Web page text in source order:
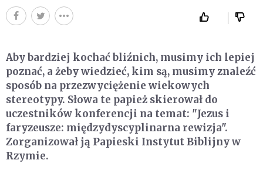
Aby bardziej kochać bliźnich, musimy ich lepiej
poznać, a żeby wiedzieć, kim są, musimy znaleźć
sposób na przezwyciężenie wiekowych
stereotypy. Słowa te papież skierował do
uczestników konferencji na temat: "Jezus i
faryzeusze: międzydyscyplinarna rewizja".
Zorganizował ją Papieski Instytut Biblijny w
Rzymie.